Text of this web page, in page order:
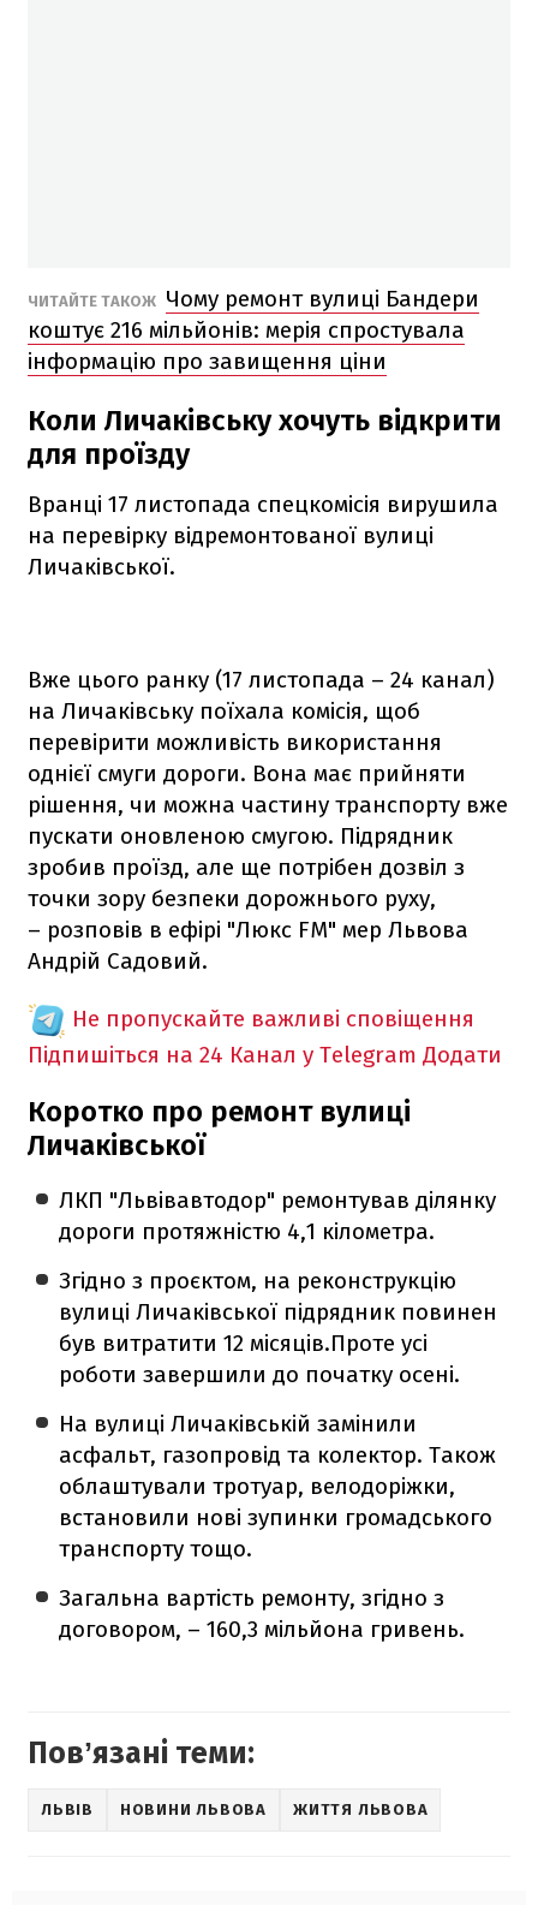
ЧИТАЙТЕ ТАКОЖ Чому ремонт вулиці Бандери
коштує 216 мільйонів: мерія спростувала
інформацію про завищення ціни
Коли Личаківську хочуть відкрити
для проїзду
Вранці 17 листопада спецкомісія вирушила
на перевірку відремонтованої вулиці
Личаківської.
Вже цього ранку (17 листопада – 24 канал)
на Личаківську поїхала комісія, щоб
перевірити можливість використання
однієї смуги дороги. Вона має прийняти
рішення, чи можна частину транспорту вже
пускати оновленою смугою. Підрядник
зробив проїзд, але ще потрібен дозвіл з
точки зору безпеки дорожнього руху,
– розповів в ефірі "Люкс FM" мер Львова
Андрій Садовий.
Не пропускайте важливі сповіщення
Підпишіться на 24 Канал у Telegram Додати
Коротко про ремонт вулиці
Личаківської
ЛКП "Львівавтодор" ремонтував ділянку
дороги протяжністю 4,1 кілометра.
Згідно з проєктом, на реконструкцію
вулиці Личаківської підрядник повинен
був витратити 12 місяців.Проте усі
роботи завершили до початку осені.
На вулиці Личаківській замінили
асфальт, газопровід та колектор. Також
облаштували тротуар, велодоріжки,
встановили нові зупинки громадського
транспорту тощо.
Загальна вартість ремонту, згідно з
договором, – 160,3 мільйона гривень.
Повʼязані теми:
ЛЬВІВ НОВИНИ ЛЬВОВА ЖИТТЯ ЛЬВОВА